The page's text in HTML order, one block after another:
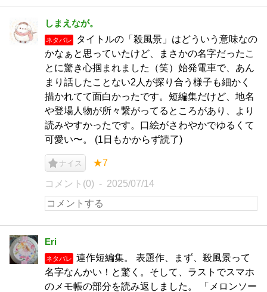
しまえなが。
ネタバレ
タイトルの「殺風景」はどういう意味なの
かなぁと思っていたけど、まさかの名字だったこ
とに驚き心掴まれました（笑）始発電車で、あん
まり話したことない2人が探り合う様子も細かく
描かれてて面白かったです。短編集だけど、地名
や登場人物が所々繋がってるところがあり、より
読みやすかったです。口絵がさわやかでゆるくて
可愛い〜。 (1日もかからず読了)
ナイス ★7
コメント(0) 2025/07/14
Eri
ネタバレ
連作短編集。 表題作、まず、殺風景って
名字なんかい！と驚く。そして、ラストでスマホ
のメモ帳の部分を読み返しました。 「メロンソー